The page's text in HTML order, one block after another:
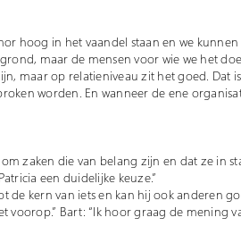
hoog in het vaandel staan en we kunnen
maar de mensen voor wie we het
maar op relatieniveau zit het goed. Dat is
worden. En wanneer de ene
zaken die van belang zijn en dat ze in
een duidelijke keuze.”
de kern van iets en kan hij ook anderen
voorop.” Bart: “Ik hoor graag de mening